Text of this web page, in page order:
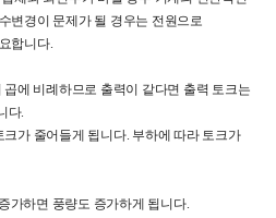
변경이 문제가 될 경우는 전원으로
합니다.
에 비례하므로 출력이 같다면 출력 토크는
다.
크가 줄어들게 됩니다. 부하에 따라 토크가
가하면 풍량도 증가하게 됩니다.